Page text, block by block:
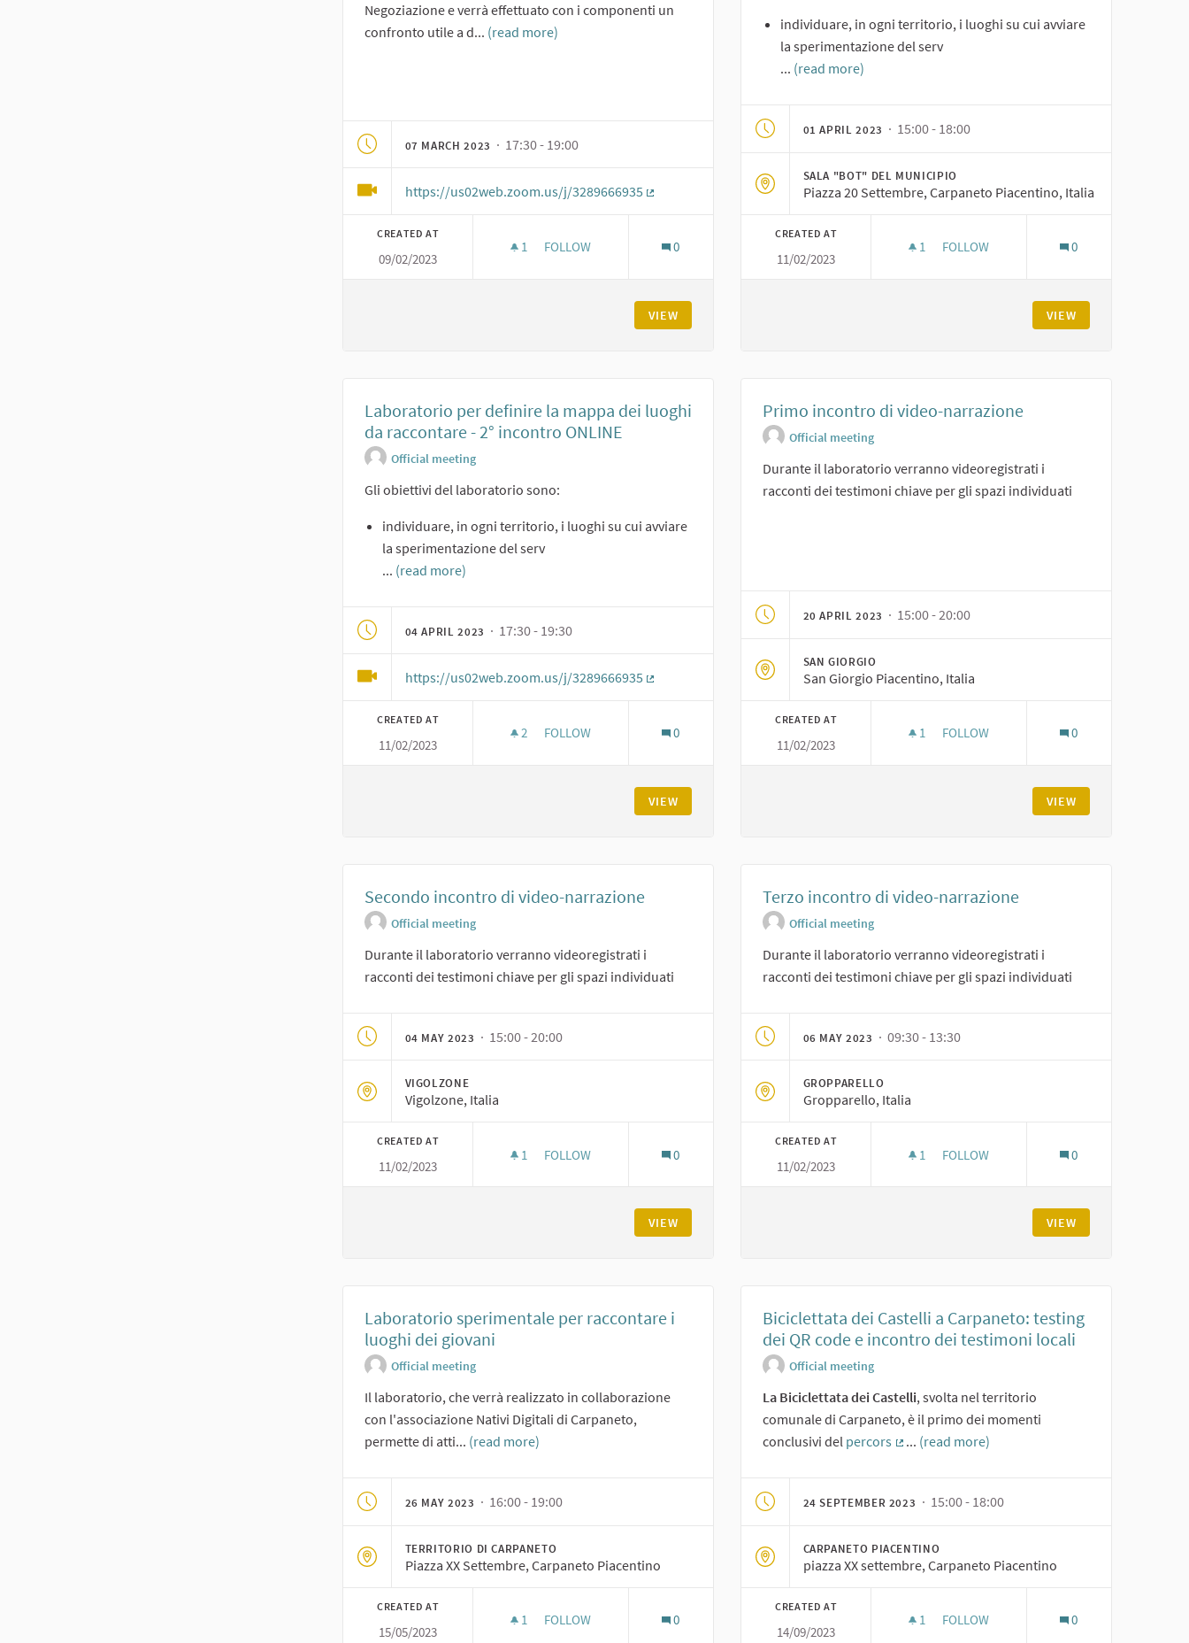
Negoziazione e verrà effettuato con i componenti un
confronto utile a d... (read more)
07 MARCH 2023 · 17:30 - 19:00
https://us02web.zoom.us/j/3289666935
CREATED AT
09/02/2023
1 1 FOLLOWER
FOLLOW
AVVIO DEL TAVOLO DI NEGOZIAZIONE E INDIVIDUAZIONE DEGLI ATTORI STRATEGICI
0
VIEW
individuare, in ogni territorio, i luoghi su cui avviare
la sperimentazione del serv
... (read more)
01 APRIL 2023 · 15:00 - 18:00
SALA "BOT" DEL MUNICIPIO
Piazza 20 Settembre, Carpaneto Piacentino, Italia
CREATED AT
11/02/2023
1 1 FOLLOWER
FOLLOW 0
VIEW
Laboratorio per definire la mappa dei luoghi
da raccontare - 2° incontro ONLINE
Official meeting
Gli obiettivi del laboratorio sono:
individuare, in ogni territorio, i luoghi su cui avviare
la sperimentazione del serv
... (read more)
04 APRIL 2023 · 17:30 - 19:30
https://us02web.zoom.us/j/3289666935
CREATED AT
11/02/2023
2 2 FOLLOWERS
FOLLOW
LABORATORIO PER DEFINIRE LA MAPPA DEI LUOGHI DA RACCONTARE - 2° INCONTRO ONLINE
0
VIEW
Primo incontro di video-narrazione
Official meeting
Durante il laboratorio verranno videoregistrati i
racconti dei testimoni chiave per gli spazi individuati
20 APRIL 2023 · 15:00 - 20:00
SAN GIORGIO
San Giorgio Piacentino, Italia
CREATED AT
11/02/2023
1 1 FOLLOWER
FOLLOW 0
VIEW
Secondo incontro di video-narrazione
Official meeting
Durante il laboratorio verranno videoregistrati i
racconti dei testimoni chiave per gli spazi individuati
04 MAY 2023 · 15:00 - 20:00
VIGOLZONE
Vigolzone, Italia
CREATED AT
11/02/2023
1 1 FOLLOWER
FOLLOW
SECONDO INCONTRO DI VIDEO-NARRAZIONE
0
VIEW
Terzo incontro di video-narrazione
Official meeting
Durante il laboratorio verranno videoregistrati i
racconti dei testimoni chiave per gli spazi individuati
06 MAY 2023 · 09:30 - 13:30
GROPPARELLO
Gropparello, Italia
CREATED AT
11/02/2023
1 1 FOLLOWER
FOLLOW 0
VIEW
Laboratorio sperimentale per raccontare i
luoghi dei giovani
Official meeting
Il laboratorio, che verrà realizzato in collaborazione
con l'associazione Nativi Digitali di Carpaneto,
permette di atti... (read more)
26 MAY 2023 · 16:00 - 19:00
TERRITORIO DI CARPANETO
Piazza XX Settembre, Carpaneto Piacentino
CREATED AT
15/05/2023
1 1 FOLLOWER
FOLLOW
LABORATORIO SPERIMENTALE PER RACCONTARE I LUOGHI DEI GIOVANI
0
Biciclettata dei Castelli a Carpaneto: testing
dei QR code e incontro dei testimoni locali
Official meeting
La Biciclettata dei Castelli, svolta nel territorio
comunale di Carpaneto, è il primo dei momenti
conclusivi del percors
... (read more)
24 SEPTEMBER 2023 · 15:00 - 18:00
CARPANETO PIACENTINO
piazza XX settembre, Carpaneto Piacentino
CREATED AT
14/09/2023
1 1 FOLLOWER
FOLLOW 0